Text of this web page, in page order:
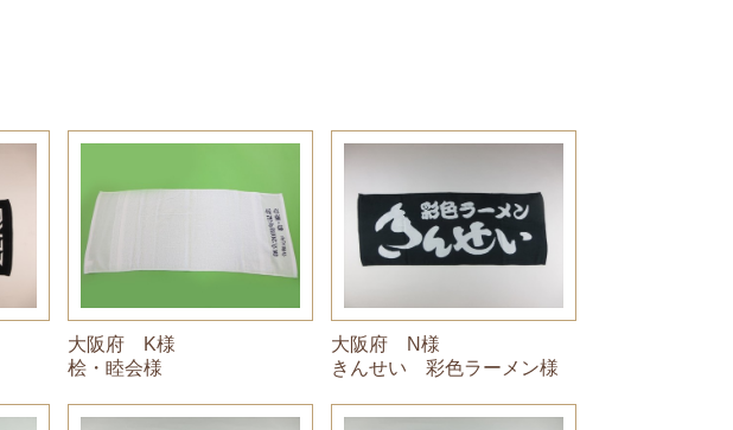
大阪府 K様
桧・睦会様
大阪府 N様
きんせい 彩色ラーメン様